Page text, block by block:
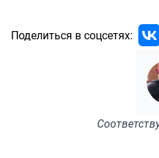
Поделиться в соцсетях: